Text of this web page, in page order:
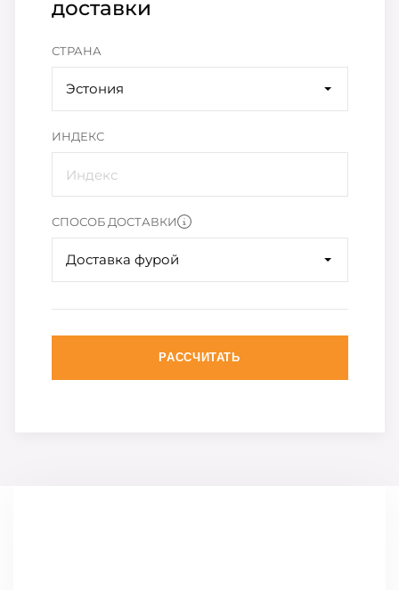
доставки
СТРАНА
Эстония
ИНДЕКС
СПОСОБ ДОСТАВКИ
Доставка фурой
РАССЧИТАТЬ